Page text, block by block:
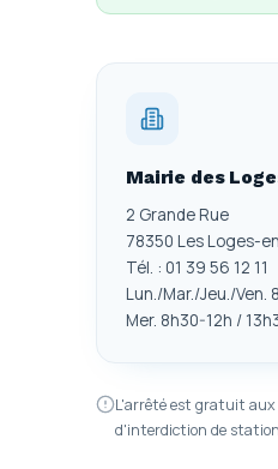
Mairie des
2 Grande Rue
78350 Les Loges-
Tél. : 01 39 56 12 11
Lun./Mar./Jeu./Ven.
Mer. 8h30-12h /
L'arrêté est gratuit aux
d'interdiction de